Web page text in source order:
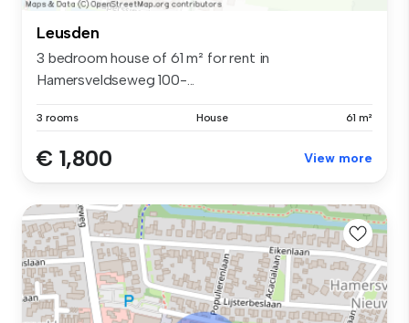
Leusden
3 bedroom house of 61 m² for rent in
Hamersveldseweg 100-...
3 rooms House 61 m²
€ 1,800 View more